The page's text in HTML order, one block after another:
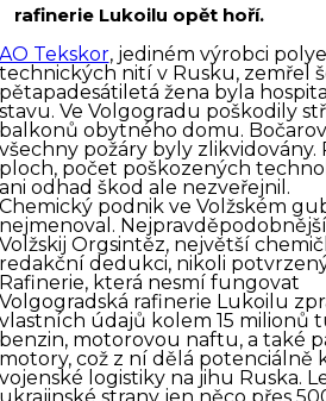
rafinerie Lukoilu opět hoří.
Tekskor, jediném výrobci
nití v Rusku, zemřel
žena byla
Ve Volgogradu poškodily
obytného domu.
požáry byly zlikvidovány.
počet poškozených
odhad škod ale nezveřejnil.
podnik ve Volžském
Orgsintěz, největší
dedukci, nikoli
která nesmí fungovat
rafinerie Lukoilu
údajů kolem 15 milionů
motorovou naftu, a také
což z ní dělá potenciálně
logistiky na jihu Ruska.